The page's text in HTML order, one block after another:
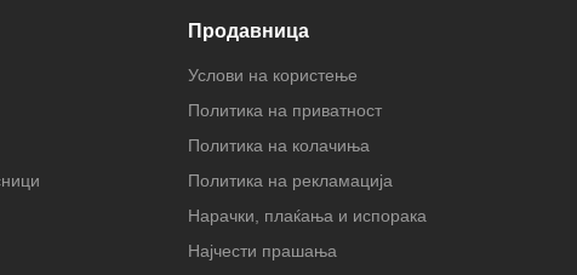
Продавница
Услови на користење
Политика на приватност
Политика на колачиња
Политика на рекламација
Нарачки, плаќања и испорака
Најчести прашања